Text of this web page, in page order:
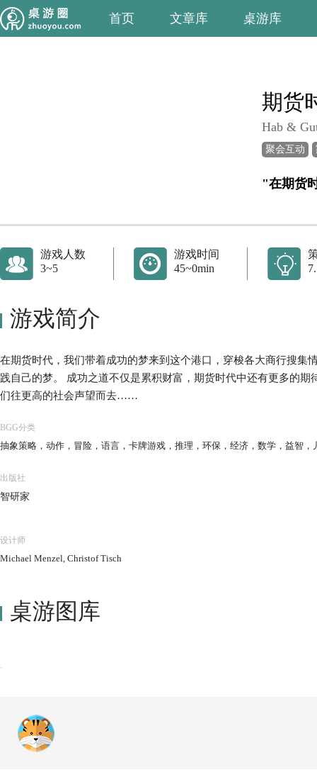
首页 文章库 桌游库
期货
Hab &
聚会互动
游戏人数
3~5
游戏时间
45~0min
游戏简介
在期货时代，我们带着成功的梦来到这个港口，穿梭各大商行搜集
践自己的梦。 成功之道不仅是累积财富，期货时代中还有更多的
们往更高的社会声望而去……
BGG分类
抽象策略，动作，冒险，语言，卡牌游戏，推理，环保，经济，数学，益智，
出版社
智研家
设计师
Michael Menzel, Christof Tisch
桌游图库